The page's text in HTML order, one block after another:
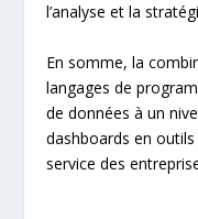
l’analyse et la
En somme, la
langages de
de données à un
dashboards en
service des